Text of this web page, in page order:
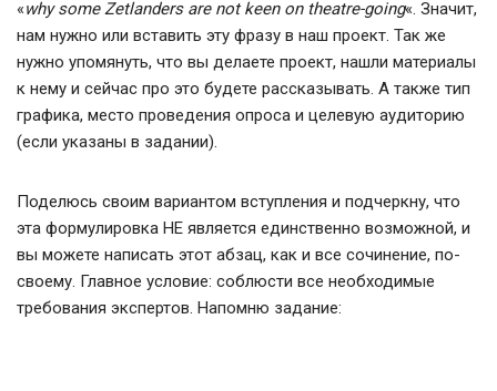
«why some Zetlanders are not keen on theatre-going«. Значит,
нам нужно или вставить эту фразу в наш проект. Так же
нужно упомянуть, что вы делаете проект, нашли материалы
к нему и сейчас про это будете рассказывать. А также тип
графика, место проведения опроса и целевую аудиторию
(если указаны в задании).
Поделюсь своим вариантом вступления и подчеркну, что
эта формулировка НЕ является единственно возможной, и
вы можете написать этот абзац, как и все сочинение, по-
своему. Главное условие: соблюсти все необходимые
требования экспертов. Напомню задание: